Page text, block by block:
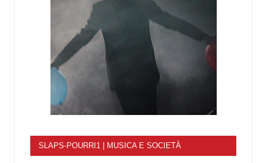
SLAPS-POURRI1 | MUSICA E SOCIETÀ